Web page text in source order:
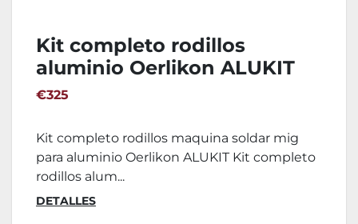
Kit completo rodillos
aluminio Oerlikon ALUKIT
€325
Kit completo rodillos maquina soldar mig
para aluminio Oerlikon ALUKIT Kit completo
rodillos alum...
DETALLES